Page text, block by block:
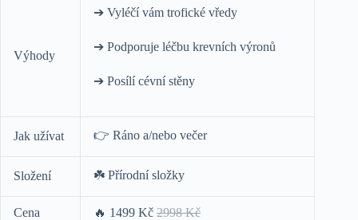
Výhody
➔ Vyléčí vám trofické vředy
➔ Podporuje léčbu krevních výronů
➔ Posílí cévní stěny
Jak užívat 👉 Ráno a/nebo večer
Složení ☘️ Přírodní složky
Cena 🔥 1499 Kč 2998 Kč